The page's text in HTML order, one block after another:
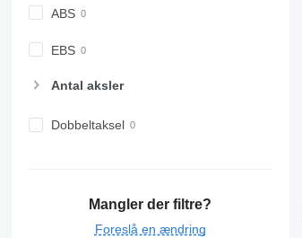
ABS
EBS
Antal aksler
Dobbeltaksel
Mangler der filtre?
Foreslå en ændring